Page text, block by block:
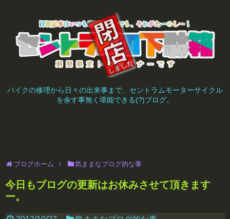
バイクの修理から日々の出来事まで、セントラムモーターサイクル
を余す事無く堪能できる(?)ブログ。
ブログホーム 気ままなブログ的な事
今日もブログの更新はお休みさせて頂きます
ー。